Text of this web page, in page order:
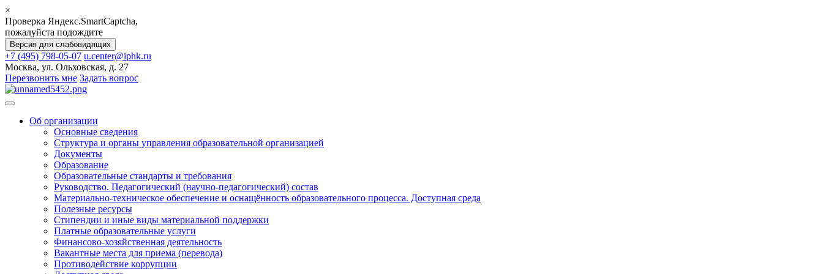
×
Проверка Яндекс.SmartCaptcha,
пожалуйста подождите
Версия для слабовидящих
+7 (495) 798-05-07 u.center@iphk.ru
Москва, ул. Ольховская, д. 27
Перезвонить мне Задать вопрос
Об организации
Основные сведения
Структура и органы управления образовательной организацией
Документы
Образование
Образовательные стандарты и требования
Руководство. Педагогический (научно-педагогический) состав
Материально-техническое обеспечение и оснащённость образовательного процесса. Доступная среда
Полезные ресурсы
Стипендии и иные виды материальной поддержки
Платные образовательные услуги
Финансово-хозяйственная деятельность
Вакантные места для приема (перевода)
Противодействие коррупции